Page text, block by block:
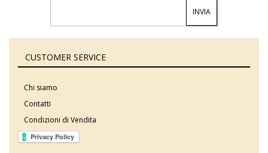
INVIA
CUSTOMER SERVICE
Chi siamo
Contatti
Condizioni di Vendita